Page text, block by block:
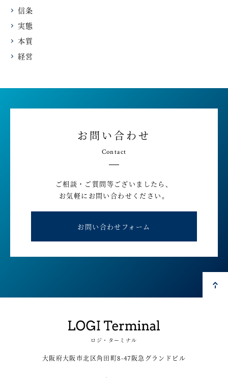
信条
実態
本質
経営
お問い合わせ
Contact
ご相談・ご質問等ございましたら、
お気軽にお問い合わせください。
お問い合わせフォーム
ロジ・ターミナル
大阪府大阪市北区角田町8-47阪急グランドビル